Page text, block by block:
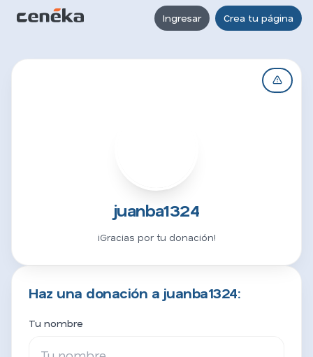
Ingresar Crea tu página
juanba1324
¡Gracias por tu donación!
Haz una donación a juanba1324:
Tu nombre